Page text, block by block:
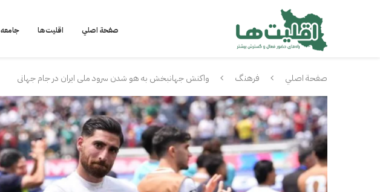
صفحة اصلي اقلیت‌ها جامعه
صفحة اصلي فرهنگ واکنش جهانبخش به هو شدن سرود ملی ایران در جام جهانی